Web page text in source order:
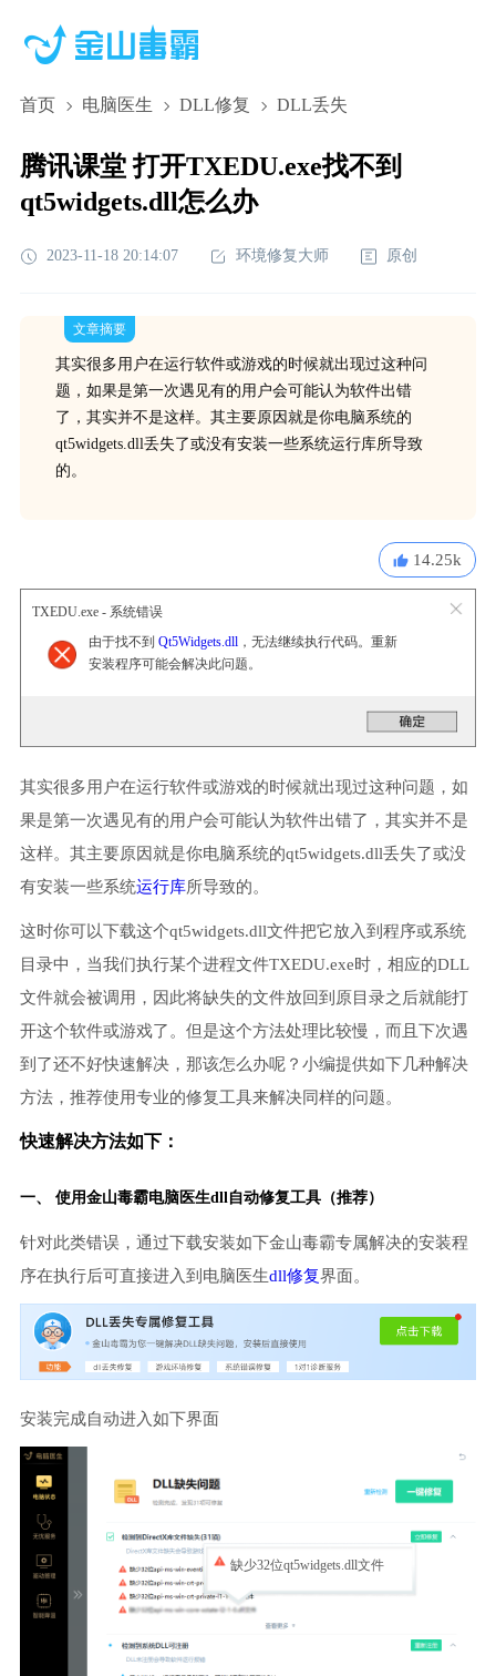
首页 电脑医生 DLL修复 DLL丢失
腾讯课堂 打开TXEDU.exe找不到
qt5widgets.dll怎么办
2023-11-18 20:14:07 环境修复大师 原创
文章摘要
其实很多用户在运行软件或游戏的时候就出现过这种问
题，如果是第一次遇见有的用户会可能认为软件出错
了，其实并不是这样。其主要原因就是你电脑系统的
qt5widgets.dll丢失了或没有安装一些系统运行库所导致
的。
14.25k
TXEDU.exe - 系统错误
由于找不到 Qt5Widgets.dll，无法继续执行代码。重新
安装程序可能会解决此问题。
其实很多用户在运行软件或游戏的时候就出现过这种问题，如
果是第一次遇见有的用户会可能认为软件出错了，其实并不是
这样。其主要原因就是你电脑系统的qt5widgets.dll丢失了或没
有安装一些系统运行库所导致的。
这时你可以下载这个qt5widgets.dll文件把它放入到程序或系统
目录中，当我们执行某个进程文件TXEDU.exe时，相应的DLL
文件就会被调用，因此将缺失的文件放回到原目录之后就能打
开这个软件或游戏了。但是这个方法处理比较慢，而且下次遇
到了还不好快速解决，那该怎么办呢？小编提供如下几种解决
方法，推荐使用专业的修复工具来解决同样的问题。
快速解决方法如下：
一、 使用金山毒霸电脑医生dll自动修复工具（推荐）
针对此类错误，通过下载安装如下金山毒霸专属解决的安装程
序在执行后可直接进入到电脑医生dll修复界面。
安装完成自动进入如下界面
缺少32位qt5widgets.dll文件